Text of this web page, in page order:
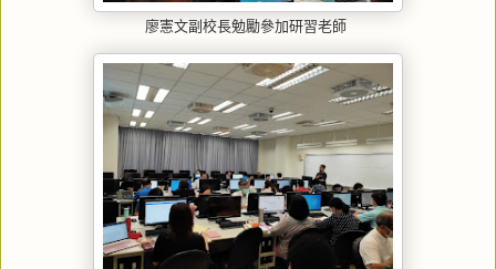
廖憲文副校長勉勵參加研習老師